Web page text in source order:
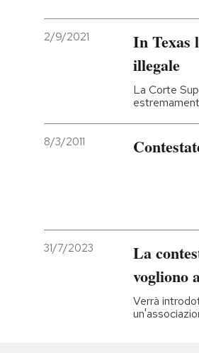
2/9/2021
In Texas
illegale
La Corte
8/3/2011
31/7/2023
La
vogliono
Verrà